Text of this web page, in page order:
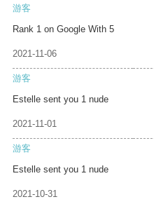
游客
Rank 1 on Google With 5
2021-11-06
游客
Estelle sent you 1 nude
2021-11-01
游客
Estelle sent you 1 nude
2021-10-31